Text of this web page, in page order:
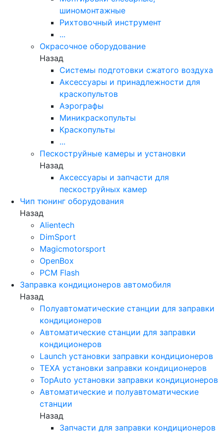
шиномонтажные
Рихтовочный инструмент
...
Окрасочное оборудование
Назад
Системы подготовки сжатого воздуха
Аксессуары и принадлежности для
краскопультов
Аэрографы
Миникраскопульты
Краскопульты
...
Пескоструйные камеры и установки
Назад
Аксессуары и запчасти для
пескоструйных камер
Чип тюнинг оборудования
Назад
Alientech
DimSport
Magicmotorsport
OpenBox
PCM Flash
Заправка кондиционеров автомобиля
Назад
Полуавтоматические станции для заправки
кондиционеров
Автоматические станции для заправки
кондиционеров
Launch установки заправки кондиционеров
TEXA установки заправки кондиционеров
TopAuto установки заправки кондиционеров
Автоматические и полуавтоматические
станции
Назад
Запчасти для заправки кондиционеров